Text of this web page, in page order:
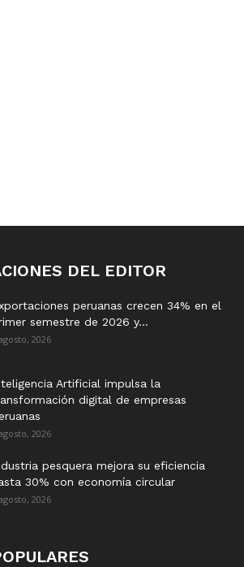
DEL EDITOR
peruanas crecen 34% en el
semestre de 2026 y...
2026
Artificial impulsa la
digital de empresas
2026
pesquera mejora su eficiencia
30% con economía circular
2026